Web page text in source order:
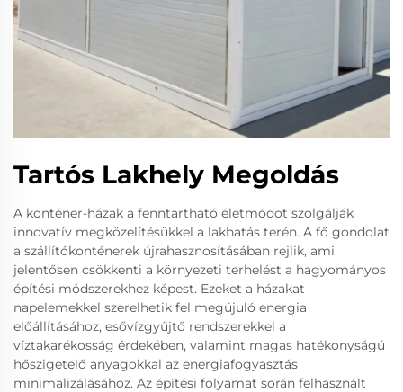
Tartós Lakhely Megoldás
A konténer-házak a fenntartható életmódot szolgálják
innovatív megközelítésükkel a lakhatás terén. A fő gondolat
a szállítókonténerek újrahasznosításában rejlik, ami
jelentősen csökkenti a környezeti terhelést a hagyományos
építési módszerekhez képest. Ezeket a házakat
napelemekkel szerelhetik fel megújuló energia
előállításához, esővízgyűjtő rendszerekkel a
víztakarékosság érdekében, valamint magas hatékonyságú
hőszigetelő anyagokkal az energiafogyasztás
minimalizálásához. Az építési folyamat során felhasznált